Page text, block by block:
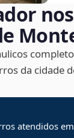
da cidade
atendidos